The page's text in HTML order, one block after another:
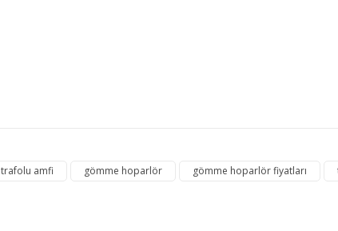
Bu ürüne ilk yorumu siz yapın!
trafolu amfi gömme hoparlör gömme hoparlör fiyatları